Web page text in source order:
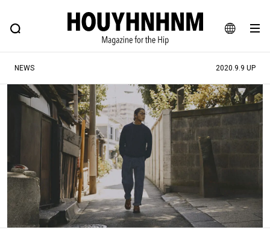
JA
EN
FEATURE BLOG SNAP
ヒップなファッション、カルチャー、ライフスタイルWEBマガジン
#注目のタグ
#SHOPPING ADDICT #憧れの逸品
#ESSENTIAL DESIGNS #古着サミット
#NEW VINTAGE #マイナーグッド図鑑
#路地裏てぃーん。 #MONTHLY JOURNAL
#GH 銘品の所以 #フイナムのYouTube
#Commune H #FOCUS IT #AH.H
NEWS 2020.9.9 UP